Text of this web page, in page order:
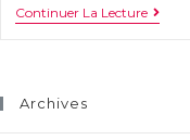
Continuer La Lecture
Archives